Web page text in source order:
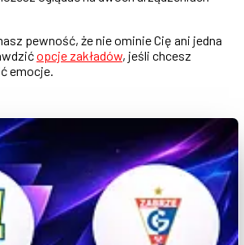
pewność, że nie ominie Cię ani jedna
opcje zakładów, jeśli chcesz
emocje.